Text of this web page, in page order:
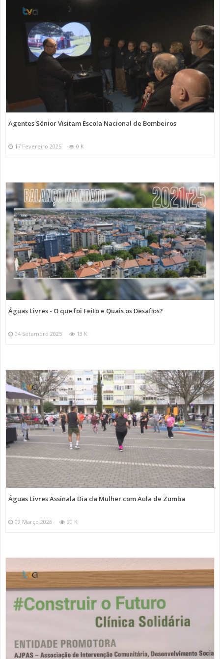
Agentes Sénior Visitam Escola Nacional de Bombeiros
17 Fevereiro 2025 0 K
Águas Livres - O que foi Feito e Quais os Desafios?
04 Setembro 2025 13 K
Águas Livres Assinala Dia da Mulher com Aula de Zumba
09 Março 2026 90 K